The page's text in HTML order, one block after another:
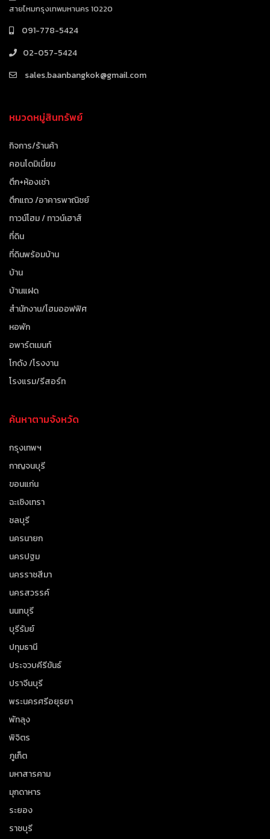
สายไหมกรุงเทพมหานคร 10220
091-778-5424
02-057-5424
sales.baanbangkok@gmail.com
หมวดหมู่สินทรัพย์
กิจการ/ร้านค้า
คอนโดมิเนี่ยม
ตึก+ห้องเช่า
ตึกแถว /อาคารพาณิชย์
ทาวน์โฮม / ทาวน์เฮาส์
ที่ดิน
ที่ดินพร้อมบ้าน
บ้าน
บ้านแฝด
สำนักงาน/โฮมออฟฟิศ
หอพัก
อพาร์ตเมนท์
โกดัง /โรงงาน
โรงแรม/รีสอร์ท
ค้นหาตามจังหวัด
กรุงเทพฯ
กาญจนบุรี
ขอนแก่น
ฉะเชิงเทรา
ชลบุรี
นครนายก
นครปฐม
นครราชสีมา
นครสวรรค์
นนทบุรี
บุรีรัมย์
ปทุมธานี
ประจวบคีรีขันธ์
ปราจีนบุรี
พระนครศรีอยุธยา
พัทลุง
พิจิตร
ภูเก็ต
มหาสารคาม
มุกดาหาร
ระยอง
ราชบุรี